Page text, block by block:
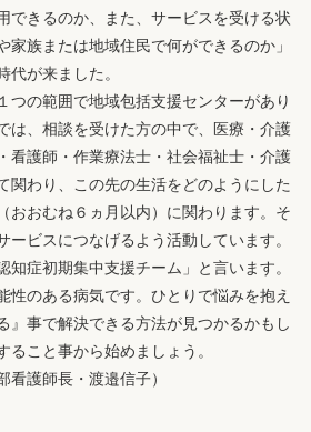
できるのか、また、サービスを受ける状
家族または地域住民で何ができるのか」
代が来ました。
の範囲で地域包括支援センターがあり
は、相談を受けた方の中で、医療・介護
看護師・作業療法士・社会福祉士・介護
関わり、この先の生活をどのようにした
おおむね６ヵ月以内）に関わります。そ
ービスにつなげるよう活動しています。
症初期集中支援チーム」と言います。
性のある病気です。ひとりで悩みを抱え
』事で解決できる方法が見つかるかもし
こと事から始めましょう。
看護師長・渡邉信子）